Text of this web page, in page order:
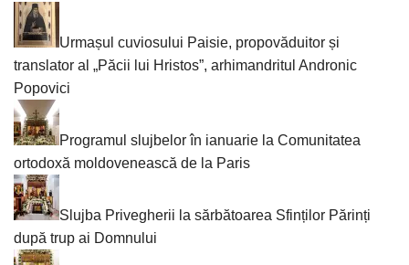
Urmașul cuviosului Paisie, propovăduitor și
translator al „Păcii lui Hristos”, arhimandritul Andronic
Popovici
Programul slujbelor în ianuarie la Comunitatea
ortodoxă moldovenească de la Paris
Slujba Privegherii la sărbătoarea Sfinților Părinți
după trup ai Domnului